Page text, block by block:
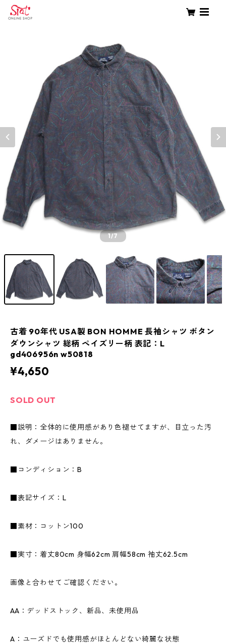
1/7
古着 90年代 USA製 BON HOMME 長袖シャツ ボタン
ダウンシャツ 総柄 ペイズリー柄 表記：L
gd406956n w50818
¥4,650
SOLD OUT
■説明：全体的に使用感があり色褪せてますが、目立った汚
れ、ダメージはありません。
■コンディション：B
■表記サイズ：L
■素材：コットン100
■実寸：着丈80cm 身幅62cm 肩幅58cm 袖丈62.5cm
画像と合わせてご確認ください。
AA：デッドストック、新品、未使用品
A：ユーズドでも使用感がほとんどない綺麗な状態